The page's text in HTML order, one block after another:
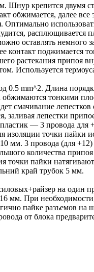
Шнур крепится двумя
обжимается, далее все
расплющивается
оставлять немного
контакт поджимается
растекания припоя
Используется
mm^2. Длина
обжимаются тонкими
смачивание
заливая лепестки
— 3 провода для
точки пайки
мм. 3 провода (для
количества
точки пайки
край трубок 5 мм.
на один
мм. При
пайке разъемов на
от блока